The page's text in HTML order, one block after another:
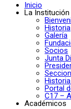
Inicio
La Institución
Historia
Galería
Socios
Junta
Portal
C17 –
Académicos